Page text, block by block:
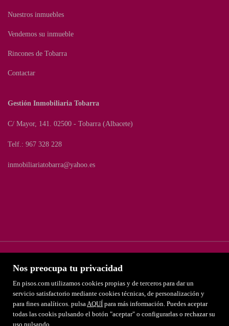
Nos preocupa tu privacidad
En pisos.com utilizamos cookies propias y de terceros para dar un
servicio satisfactorio mediante cookies técnicas, de personalización y
para fines analíticos. pulsaAQUÍ para más información. Puedes aceptar
todas las cookis pulsando el botón "aceptar" o configurarlas o rechazar su
uso pulsando
Nuestros inmuebles
Vendemos su inmueble
Rincones de Tobarra
Contactar
Gestión Inmobiliaria Tobarra
C/ Mayor, 141. 02500 - Tobarra (Albacete)
Telf.: 967 328 228
inmobiliariatobarra@yahoo.es
Destacados
Aviso legal